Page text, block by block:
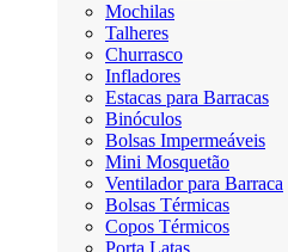
Mochilas
Talheres
Churrasco
Infladores
Estacas para Barracas
Binóculos
Bolsas Impermeáveis
Mini Mosquetão
Ventilador para Barraca
Bolsas Térmicas
Copos Térmicos
Porta Latas